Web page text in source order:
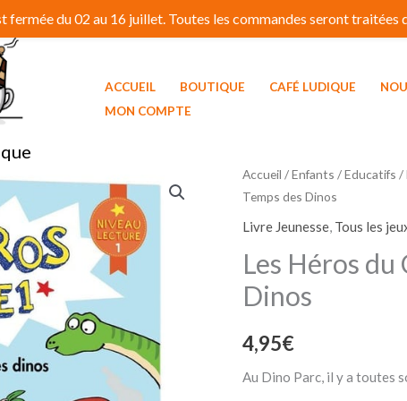
ACCUEIL BOUTIQUE CAFÉ LUDIQUE
MON COMPTE
Accueil /Enfants / Educatifs /
Temps des Dinos
Livre Jeunesse, Tous les
Les Héros du
Dinos
4,95€
Au Dino Parc, il y a toutes
quantité
de
Les
du
CP
Au
fermée du 02 au 16 juillet. Toutes les commandes seront traitées